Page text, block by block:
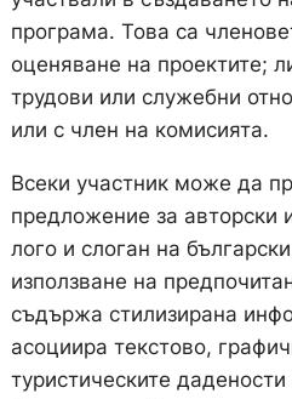
програма. Това са
оценяване на проектите;
трудови или служебни
или с член на комисията.
Всеки участник може да
предложение за авторски
лого и слоган на
използване на
съдържа стилизирана
асоциира текстово,
туристическите